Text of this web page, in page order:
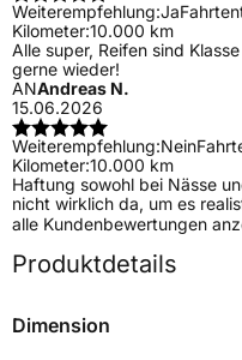
Weiterempfehlung:Ja
Kilometer:10.000 km
Alle super, Reifen sind
gerne wieder!
ANAndreas N.
15.06.2026
Weiterempfehlung:Nein
Kilometer:10.000 km
Haftung sowohl bei Nässe
nicht wirklich da, um es
alle Kundenbewertungen
Produktdetails
Dimension